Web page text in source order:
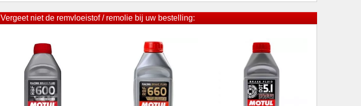
Vergeet niet de remvloeistof / remolie bij uw bestelling: